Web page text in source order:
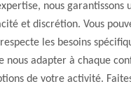
nous garantissons
et discrétion. Vous
les besoins
nous adapter à chaque
de votre activité.